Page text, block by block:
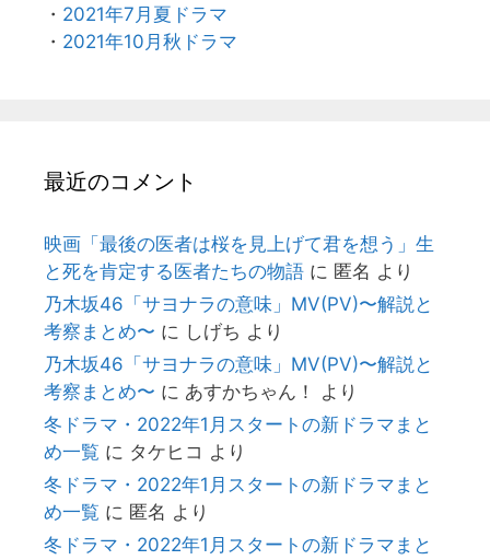
・ 2021年7月夏ドラマ
・ 2021年10月秋ドラマ
最近のコメント
映画「最後の医者は桜を見上げて君を想う」生
と死を肯定する医者たちの物語 に 匿名 より
乃木坂46「サヨナラの意味」MV(PV)〜解説と
考察まとめ〜 に しげち より
乃木坂46「サヨナラの意味」MV(PV)〜解説と
考察まとめ〜 に あすかちゃん！
より
冬ドラマ・2022年1月スタートの新ドラマまと
め一覧 に タケヒコ より
冬ドラマ・2022年1月スタートの新ドラマまと
め一覧 に 匿名 より
冬ドラマ・2022年1月スタートの新ドラマまと